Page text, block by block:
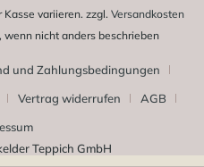
variieren. zzgl. Versandkosten
nicht anders beschrieben
und Zahlungsbedingungen
Vertrag widerrufen
AGB
Teppich GmbH